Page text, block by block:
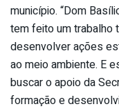
município. “Dom
tem feito um trabalho
desenvolver ações
ao meio ambiente. E
buscar o apoio da
formação e